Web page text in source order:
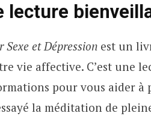
lecture
Sexe et Dépression est un
vie affective. C’est une
pour vous aider à
la méditation de